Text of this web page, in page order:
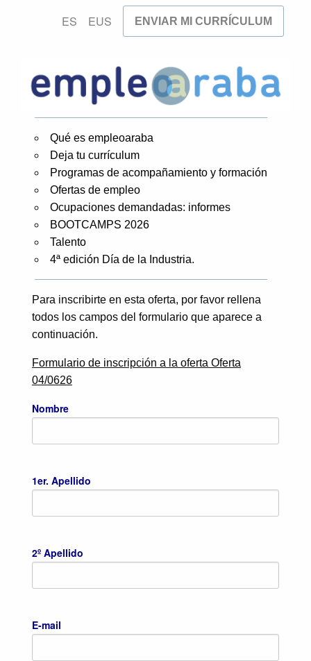
ES EUS ENVIAR MI CURRÍCULUM
Qué es empleoaraba
Deja tu currículum
Programas de acompañamiento y formación
Ofertas de empleo
Ocupaciones demandadas: informes
BOOTCAMPS 2026
Talento
4ª edición Día de la Industria.
Para inscribirte en esta oferta, por favor rellena
todos los campos del formulario que aparece a
continuación.
Formulario de inscripción a la oferta Oferta
04/0626
Nombre
1er. Apellido
2º Apellido
E-mail